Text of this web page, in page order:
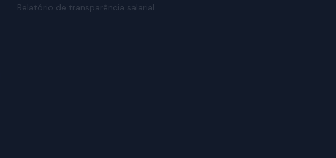
Relatório de transparência salarial